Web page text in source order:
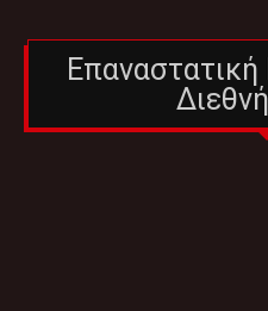
Επαναστατική